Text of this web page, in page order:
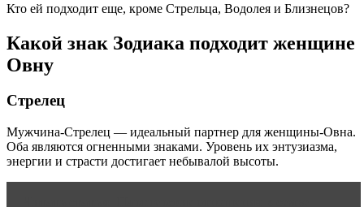
Кто ей подходит еще, кроме Стрельца, Водолея и Близнецов?
Какой знак Зодиака подходит женщине
Овну
Стрелец
Мужчина-Стрелец — идеальный партнер для женщины-Овна.
Оба являются огненными знаками. Уровень их энтузиазма,
энергии и страсти достигает небывалой высоты.